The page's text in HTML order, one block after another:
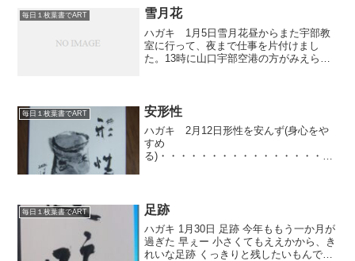
って言い...
毎日１枚葉書でART 雪月花
ハガキ 1月5日雪月花昼からまた宇部教
室に行って、夜まで仕事を片付けまし
た。13時に山口宇部空港の方がみえられ
タテ2メート...
毎日１枚葉書でART 安形性
ハガキ 2月12日形性を安んず(身心をや
すめ
る)・・・・・・・・・・・・・・・・・
ったですねぇ。今日、宇部教室の帰りは
雪がちらほら。...
毎日１枚葉書でART 足跡
ハガキ 1月30日 足跡 今年ももう一か月が
過ぎた 早ぇー 小さくてもええかから、き
れいな足跡 くっきりと残したいもんで